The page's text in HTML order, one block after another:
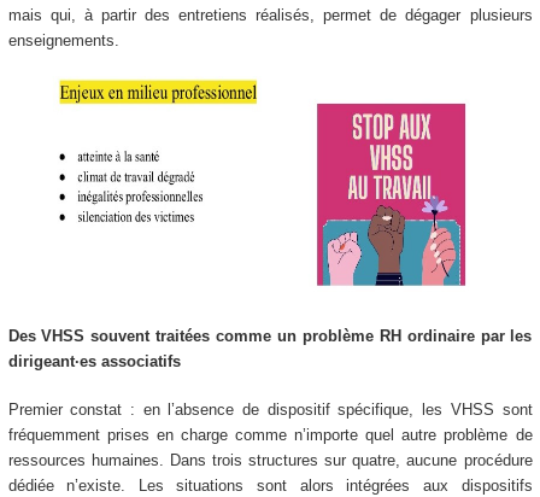
mais qui, à partir des entretiens réalisés, permet de dégager plusieurs
enseignements.
Des VHSS souvent traitées comme un problème RH ordinaire par les
dirigeant·es associatifs
Premier constat : en l’absence de dispositif spécifique, les VHSS sont
fréquemment prises en charge comme n’importe quel autre problème de
ressources humaines. Dans trois structures sur quatre, aucune procédure
dédiée n’existe. Les situations sont alors intégrées aux dispositifs